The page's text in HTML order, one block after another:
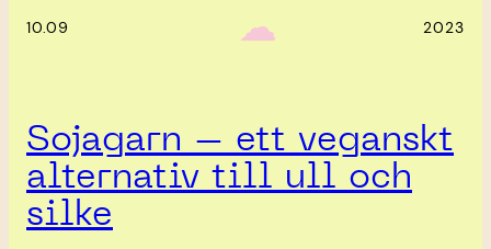
10.09 ‎ ‎‎ ☁︎‎‎ 2023
Sojagarn – ett veganskt
alternativ till ull och
silke